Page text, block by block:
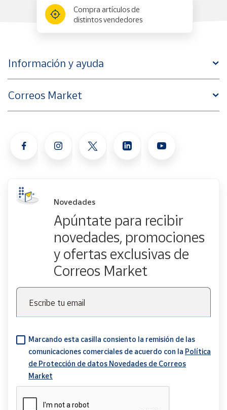
Compra artículos de
distintos vendedores
Información y ayuda
Correos Market
Novedades
Apúntate para recibir
novedades, promociones
y ofertas exclusivas de
Correos Market
Escribe tu email
Marcando esta casilla consiento la remisión de las
comunicaciones comerciales de acuerdo con la Política
de Protección de datos Novedades de Correos
Market